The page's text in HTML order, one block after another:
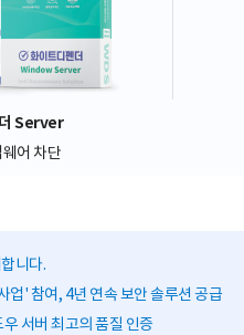
Server
어 차단
니다.
' 참여, 4년 연속 보안 솔루션 공급
서버 최고의 품질 인증